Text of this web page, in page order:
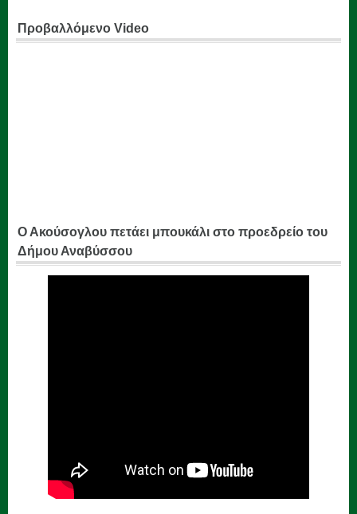
Προβαλλόμενο Video
Ο Ακούσογλου πετάει μπουκάλι στο προεδρείο του
Δήμου Αναβύσσου